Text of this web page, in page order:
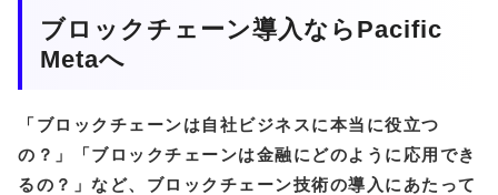
ブロックチェーン導入ならPacific
Metaへ
「ブロックチェーンは自社ビジネスに本当に役立つ
の？」「ブロックチェーンは金融にどのように応用でき
るの？」など、ブロックチェーン技術の導入にあたって